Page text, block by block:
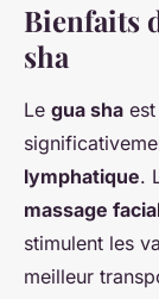
Bienfaits
sha
Le gua sha
lymphatique.
massage
stimulent les
meilleur